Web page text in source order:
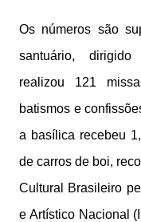
Os números são
santuário,
realizou 121
batismos e
a basílica recebeu
de carros de boi,
Cultural Brasileiro
e Artístico Nacional